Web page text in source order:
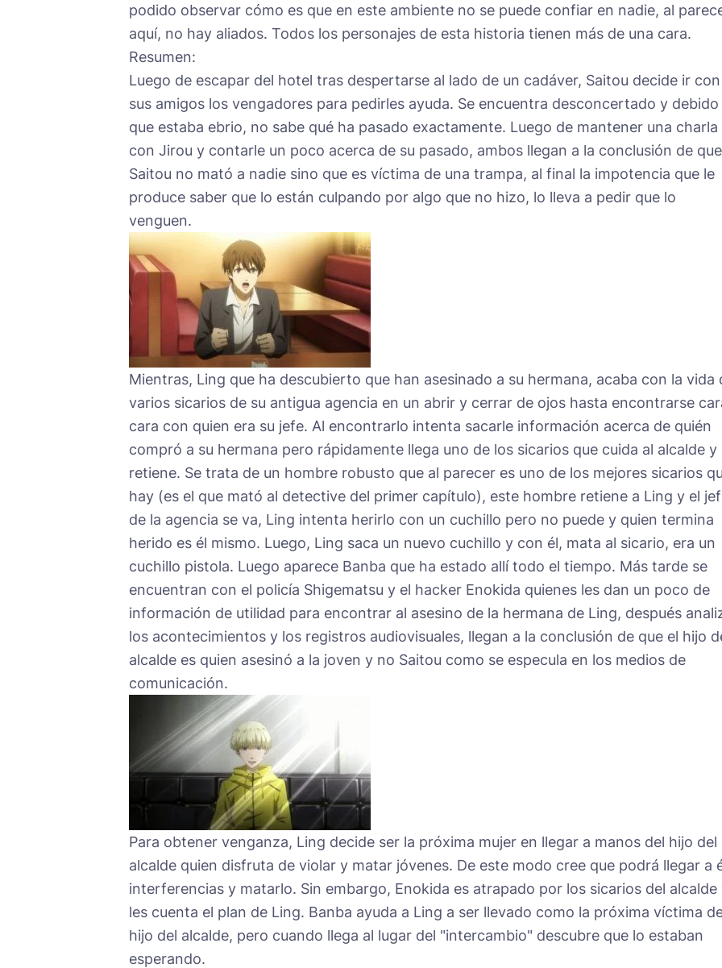
podido observar cómo es que en este ambiente no se puede confiar en nadie, al
aquí, no hay aliados. Todos los personajes de esta historia tienen más de una cara.
Resumen:
Luego de escapar del hotel tras despertarse al lado de un cadáver, Saitou decide ir con
sus amigos los vengadores para pedirles ayuda. Se encuentra desconcertado y debido
que estaba ebrio, no sabe qué ha pasado exactamente. Luego de mantener una charla
con Jirou y contarle un poco acerca de su pasado, ambos llegan a la conclusión de que
Saitou no mató a nadie sino que es víctima de una trampa, al final la impotencia que le
produce saber que lo están culpando por algo que no hizo, lo lleva a pedir que lo
venguen.
Mientras, Ling que ha descubierto que han asesinado a su hermana, acaba con la vida
varios sicarios de su antigua agencia en un abrir y cerrar de ojos hasta encontrarse
cara con quien era su jefe. Al encontrarlo intenta sacarle información acerca de quién
compró a su hermana pero rápidamente llega uno de los sicarios que cuida al alcalde y
retiene. Se trata de un hombre robusto que al parecer es uno de los mejores sicarios
hay (es el que mató al detective del primer capítulo), este hombre retiene a Ling y el
de la agencia se va, Ling intenta herirlo con un cuchillo pero no puede y quien termina
herido es él mismo. Luego, Ling saca un nuevo cuchillo y con él, mata al sicario, era un
cuchillo pistola. Luego aparece Banba que ha estado allí todo el tiempo. Más tarde se
encuentran con el policía Shigematsu y el hacker Enokida quienes les dan un poco de
información de utilidad para encontrar al asesino de la hermana de Ling, después
los acontecimientos y los registros audiovisuales, llegan a la conclusión de que el hijo
alcalde es quien asesinó a la joven y no Saitou como se especula en los medios de
comunicación.
Para obtener venganza, Ling decide ser la próxima mujer en llegar a manos del hijo del
alcalde quien disfruta de violar y matar jóvenes. De este modo cree que podrá llegar a
interferencias y matarlo. Sin embargo, Enokida es atrapado por los sicarios del alcalde
les cuenta el plan de Ling. Banba ayuda a Ling a ser llevado como la próxima víctima
hijo del alcalde, pero cuando llega al lugar del "intercambio" descubre que lo estaban
esperando.